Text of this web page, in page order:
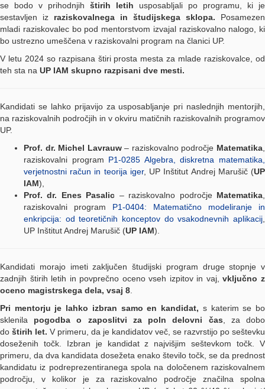
se bodo v prihodnjih štirih letih usposabljali po programu, ki je
sestavljen iz raziskovalnega in študijskega sklopa. Posamezen
mladi raziskovalec bo pod mentorstvom izvajal raziskovalno nalogo, ki
bo ustrezno umeščena v raziskovalni program na članici UP.
V letu 2024 so razpisana štiri prosta mesta za mlade raziskovalce, od
teh sta na UP IAM skupno razpisani dve mesti.
Kandidati se lahko prijavijo za usposabljanje pri naslednjih mentorjih,
na raziskovalnih področjih in v okviru matičnih raziskovalnih programov
UP.
Prof. dr. Michel Lavrauw– raziskovalno področje Matematika
raziskovalni program P1-0285 Algebra, diskretna matematika,
verjetnostni račun in teorija iger, UP Inštitut Andrej Marušič (UP
IAM),
Prof. dr. Enes Pasalic – raziskovalno področje Matematika
raziskovalni program P1-0404: Matematično modeliranje in
enkripcija: od teoretičnih konceptov do vsakodnevnih aplikacij
UP Inštitut Andrej Marušič (UP IAM).
Kandidati morajo imeti zaključen študijski program druge stopnje v
zadnjih štirih letih in povprečno oceno vseh izpitov in vaj,vključno z
oceno magistrskega dela, vsaj 8
Pri mentorju je lahko izbran samo en kandidat, s katerim se bo
sklenila pogodba o zaposlitvi za poln delovni čas , za dobo
do štirih let. V primeru, da je kandidatov več, se razvrstijo po seštevku
doseženih točk. Izbran je kandidat z najvišjim seštevkom točk. V
primeru, da dva kandidata dosežeta enako število točk, se da prednost
kandidatu iz podreprezentiranega spola na določenem raziskovalnem
področju, v kolikor je za raziskovalno področje značilna spolna